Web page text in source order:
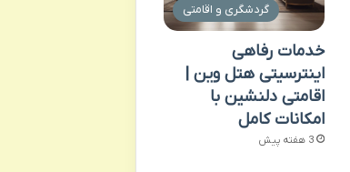
گردشگری و اقامتی
خدمات رفاهی
اینترسیتی هتل وین |
اقامتی دلنشین با
امکانات کامل
3 هفته پیش